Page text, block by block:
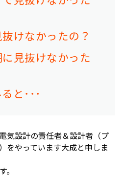
けなかったの？
見抜けなかった
と･･･
気設計の責任者＆設計者（プ
をやっています大成と申しま